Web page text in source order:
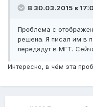
В 30.03.2015 в
Проблема с
решена. Я писал им в
передадут в МГТ.
Интересно, в чём эта